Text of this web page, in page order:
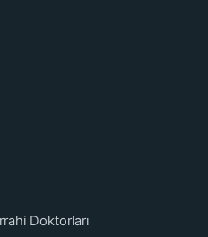
Doktorları